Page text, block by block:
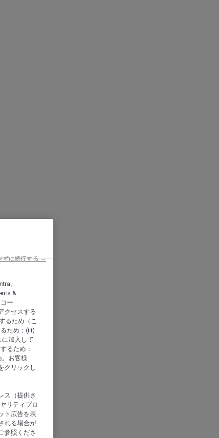
、
&
ー
クセスする
るため（こ
ため；(iii)
加入して
るため；
お客様
クリックし
ス（提供さ
リティプロ
ト広告を表
れる場合が
参照くださ
ずに続行する →